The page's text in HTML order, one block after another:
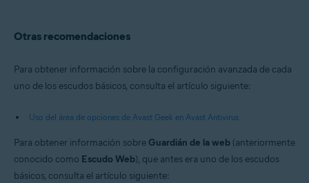
Otras recomendaciones
Para obtener información sobre la configuración avanzada de cada
uno de los escudos básicos, consulta el artículo siguiente:
Uso del área de opciones de Avast Geek en Avast Antivirus
Para obtener información sobre Guardián de la web (anteriormente
conocido como Escudo Web), que antes era uno de los escudos
básicos, consulta el artículo siguiente: